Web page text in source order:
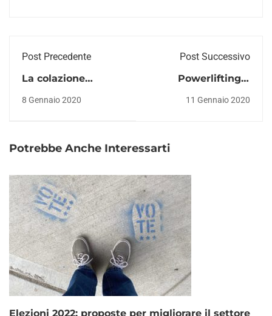
Post Precedente
La colazione
proteica: cosa
8 Gennaio 2020
Post Successivo
Powerlifting o
weightlifting
11 Gennaio 2020
Potrebbe Anche Interessarti
Elezioni 2022: proposte per migliorare il settore